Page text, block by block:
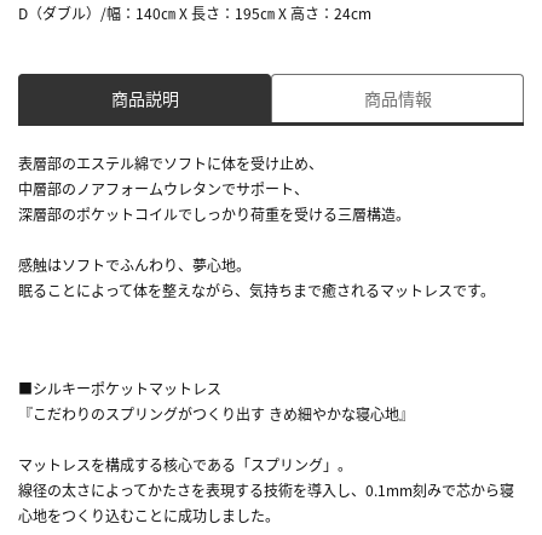
D（ダブル）/幅：140㎝ X 長さ：195㎝ X 高さ：24cm
商品説明 商品情報
表層部のエステル綿でソフトに体を受け止め、
中層部のノアフォームウレタンでサポート、
深層部のポケットコイルでしっかり荷重を受ける三層構造。
感触はソフトでふんわり、夢心地。
眠ることによって体を整えながら、気持ちまで癒されるマットレスです。
■シルキーポケットマットレス
『こだわりのスプリングがつくり出す きめ細やかな寝心地』
マットレスを構成する核心である「スプリング」。
線径の太さによってかたさを表現する技術を導入し、0.1mm刻みで芯から寝
心地をつくり込むことに成功しました。